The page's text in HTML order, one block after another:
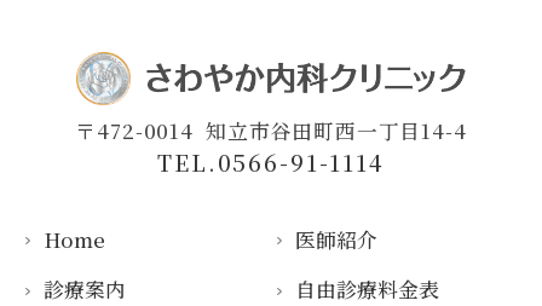
〒472-0014 知立市谷田町西一丁目14-4
TEL.0566-91-1114
Home
医師紹介
診療案内
自由診療料金表